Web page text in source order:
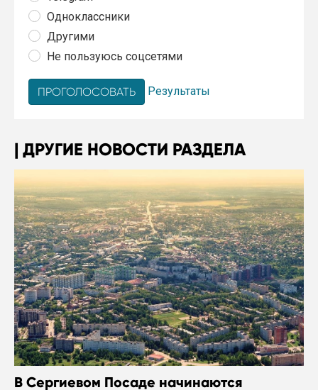
Одноклассники
Другими
Не пользуюсь соцсетями
Результаты
ДРУГИЕ НОВОСТИ РАЗДЕЛА
В Сергиевом Посаде начинаются